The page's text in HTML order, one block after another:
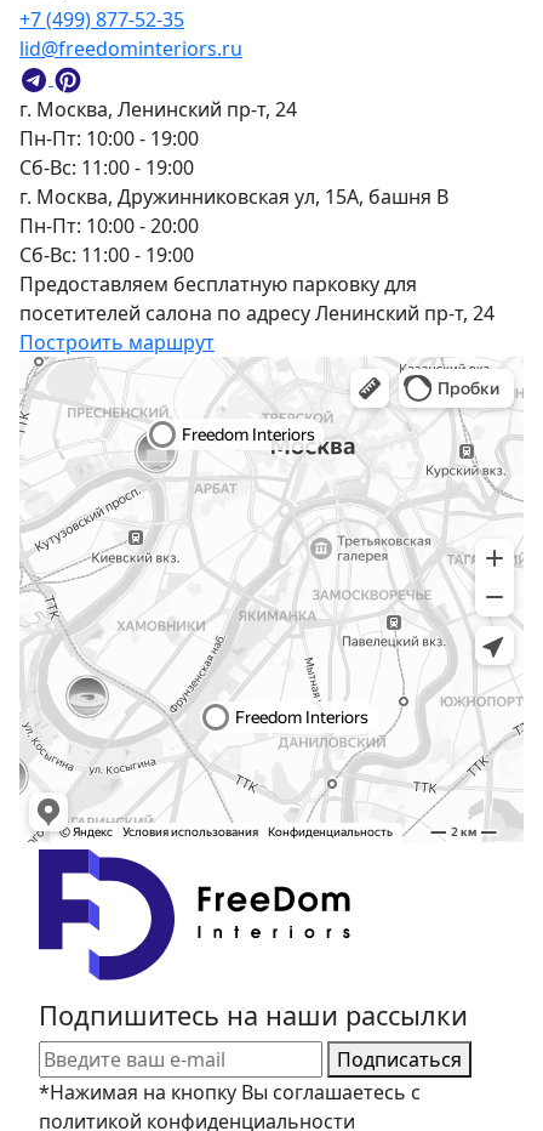
г. Москва, Ленинский пр-т, 24
Пн-Пт: 10:00 - 19:00
Сб-Вс: 11:00 - 19:00
г. Москва, Дружинниковская ул, 15А, башня В
Пн-Пт: 10:00 - 20:00
Сб-Вс: 11:00 - 19:00
Предоставляем бесплатную парковку для
посетителей салона по адресу Ленинский пр-т, 24
Построить маршрут
+7 (499) 877-52-35
lid@freedominteriors.ru
Подпишитесь на наши рассылки
Подписаться
*Нажимая на кнопку Вы соглашаетесь с
политикой конфиденциальности